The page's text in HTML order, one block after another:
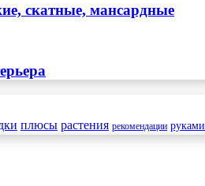
скатные, мансардные
плюсы растения рекомендации руками